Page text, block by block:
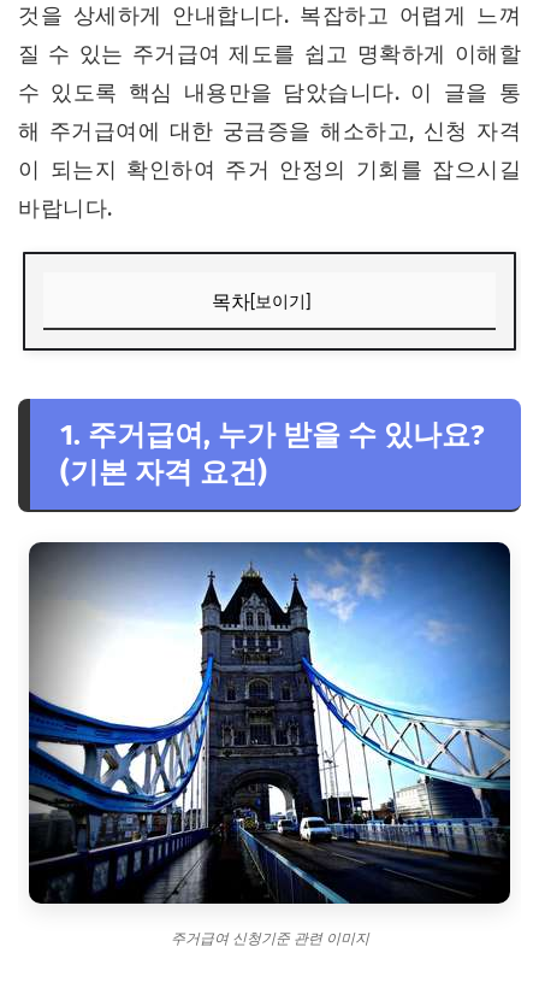
것을 상세하게 안내합니다. 복잡하고 어렵게 느껴
질 수 있는 주거급여 제도를 쉽고 명확하게 이해할
수 있도록 핵심 내용만을 담았습니다. 이 글을 통
해 주거급여에 대한 궁금증을 해소하고, 신청 자격
이 되는지 확인하여 주거 안정의 기회를 잡으시길
바랍니다.
목차[보이기]
2. 소득 기준, 얼마나 되어야 할까요? (2024년 기준 중위소득)
3. 재산 기준, 어떤 것들이 해당될까요? (재산의 종류 및 환산
방법)
5. 주거급여, 어떻게 신청하나요? (신청 절차 및 필요 서류)
6. 주거급여, 이것만은 꼭 알아두세요! (실용적인 팁과 주의사
7. 궁금증 해결! 주거급여 FAQ
8. 마치며
1. 주거급여, 누가 받을 수 있나요?
(기본 자격 요건)
주거급여 신청기준 관련 이미지